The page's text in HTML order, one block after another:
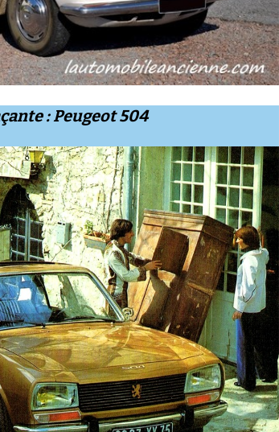
: Peugeot 504